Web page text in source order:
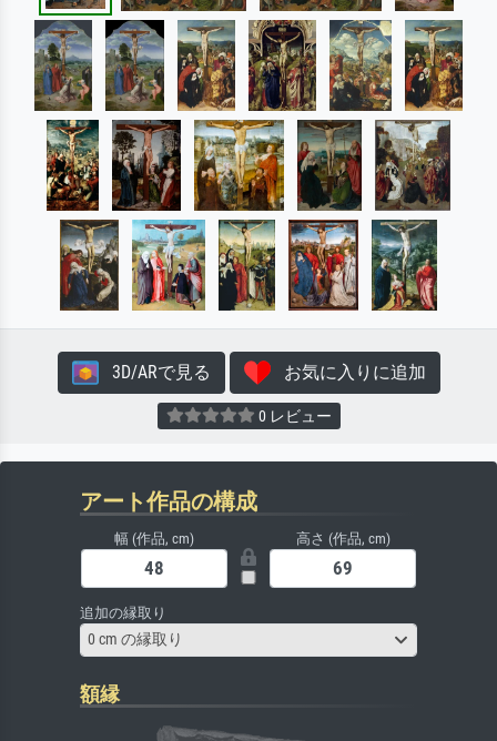
3D/ARで見る お気に入りに追加
0 レビュー
アート作品の構成
幅 (作品, cm) 高さ (作品, cm)
追加の縁取り
0 cm の縁取り
額縁